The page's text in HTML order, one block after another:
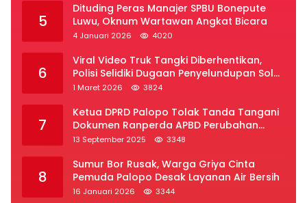
5
Dituding Peras Manajer SPBU Bonepute
Luwu, Oknum Wartawan Angkat Bicara
4 Januari 2026 4020
6
Viral Video Truk Tangki Diberhentikan,
Polisi Selidiki Dugaan Penyelundupan Solar
Subsidi di Palopo
1 Maret 2026 3824
7
Ketua DPRD Palopo Tolak Tanda Tangani
Dokumen Ranperda APBD Perubahan
2025
13 September 2025 3348
8
Sumur Bor Rusak, Warga Griya Cinta
Pemuda Palopo Desak Layanan Air Bersih
16 Januari 2026 3344